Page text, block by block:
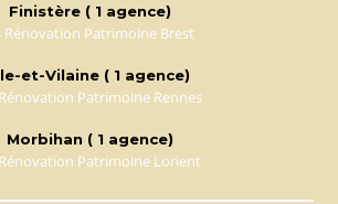
Finistère ( 1 agence)
Rénovation Patrimoine Brest
et-Vilaine ( 1 agence)
Patrimoine Rennes
Morbihan ( 1 agence)
Patrimoine Lorient